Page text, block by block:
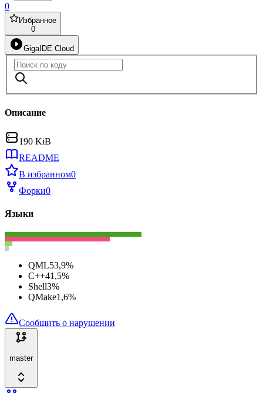
0
Избранное
0
GigaIDE Cloud
Описание
190 KiB
README
В избранном0
Форки0
Языки
QML53,9%
C++41,5%
Shell3%
QMake1,6%
Сообщить о нарушении
master